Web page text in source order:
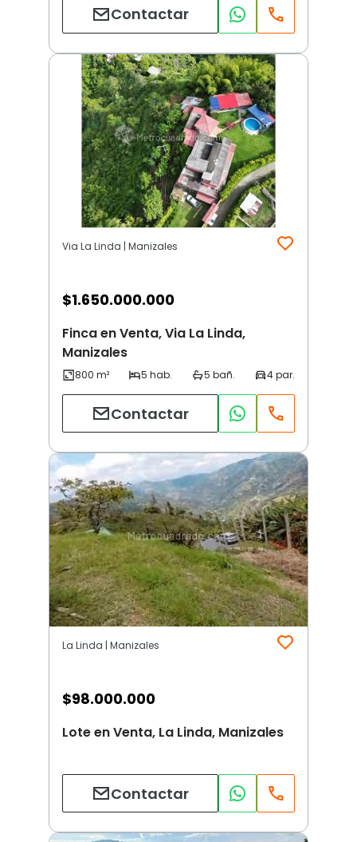
Contactar
Via La Linda | Manizales
$1.650.000.000
Finca en Venta, Via La Linda,
Manizales
Contactar
La Linda | Manizales
$98.000.000
Lote en Venta, La Linda, Manizales
Contactar